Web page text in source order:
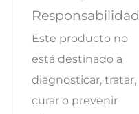
Responsabilidad
Este producto no
está destinado a
diagnosticar, tratar,
curar o prevenir